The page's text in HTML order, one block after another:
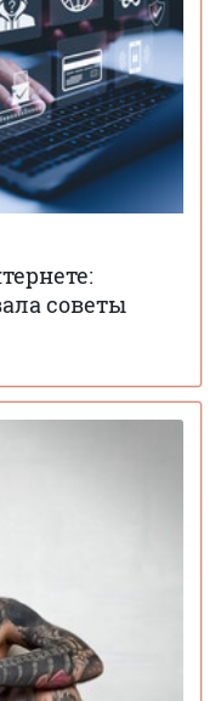
советы